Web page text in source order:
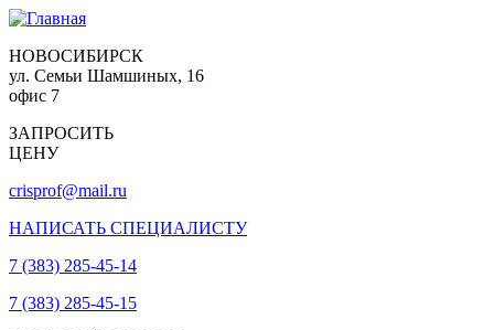
НОВОСИБИРСК
ул. Семьи Шамшиных, 16
офис 7
ЗАПРОСИТЬ
ЦЕНУ
crisprof@mail.ru
НАПИСАТЬ СПЕЦИАЛИСТУ
7 (383) 285-45-14
7 (383) 285-45-15